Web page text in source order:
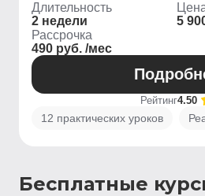
Длительность
2 недели
5
Рассрочка
490 руб. /мес
Рейтинг4.50
12 практических уроков
Бесплатные